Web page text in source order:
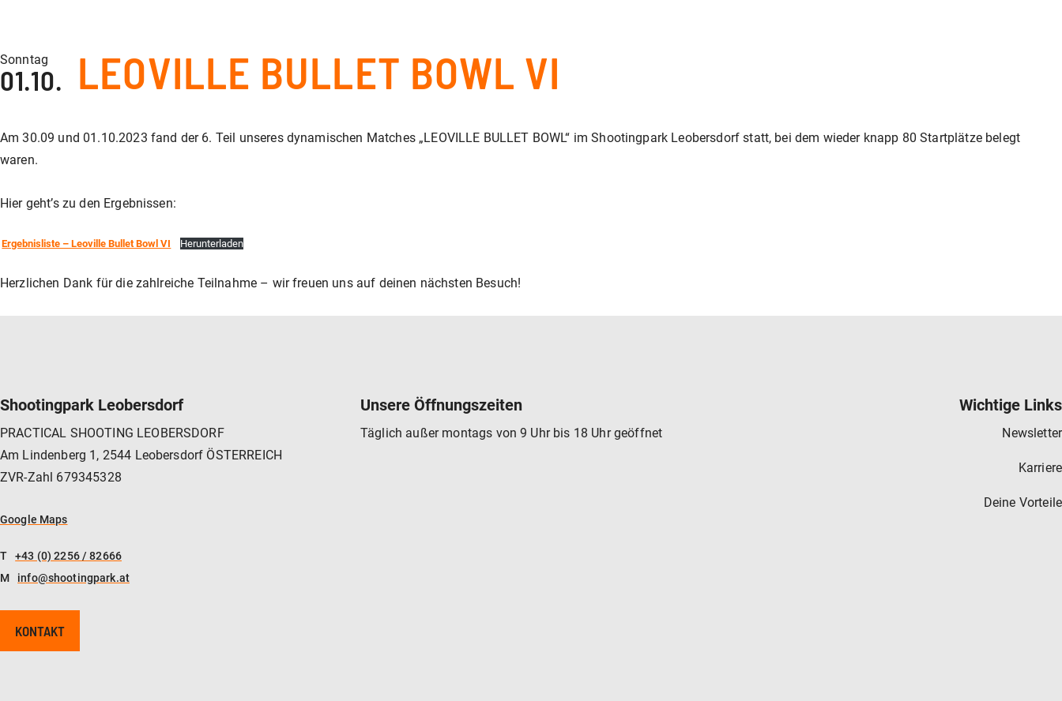
Sonntag
01.10. LEOVILLE BULLET BOWL VI
Am 30.09 und 01.10.2023 fand der 6. Teil unseres dynamischen Matches „LEOVILLE BULLET BOWL“ im Shootingpark Leobersdorf statt, bei dem wieder knapp 80 Startplätze belegt
waren.
Hier geht’s zu den Ergebnissen:
Ergebnisliste – Leoville Bullet Bowl VI Herunterladen
Herzlichen Dank für die zahlreiche Teilnahme – wir freuen uns auf deinen nächsten Besuch!
Shootingpark Leobersdorf
PRACTICAL SHOOTING LEOBERSDORF
Am Lindenberg 1, 2544 Leobersdorf ÖSTERREICH
ZVR-Zahl 679345328
Google Maps
T
+43 (0) 2256 / 82666
M
info@shootingpark.at
KONTAKT
Unsere Öffnungszeiten
Täglich außer montags von 9 Uhr bis 18 Uhr geöffnet
Wichtige Links
Newsletter
Karriere
Deine Vorteile